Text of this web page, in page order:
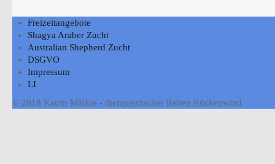
Freizeitangebote
Shagya Araber Zucht
Australian Shepherd Zucht
DSGVO
Impressum
LI
© 2018 Katrin Märkle - therapeutisches Reiten Rückenwind